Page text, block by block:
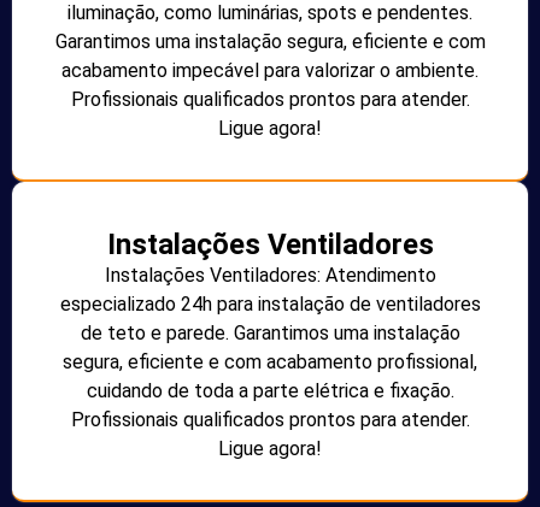
iluminação, como luminárias, spots e pendentes.
Garantimos uma instalação segura, eficiente e com
acabamento impecável para valorizar o ambiente.
Profissionais qualificados prontos para atender.
Ligue agora!
Instalações Ventiladores
Instalações Ventiladores: Atendimento
especializado 24h para instalação de ventiladores
de teto e parede. Garantimos uma instalação
segura, eficiente e com acabamento profissional,
cuidando de toda a parte elétrica e fixação.
Profissionais qualificados prontos para atender.
Ligue agora!